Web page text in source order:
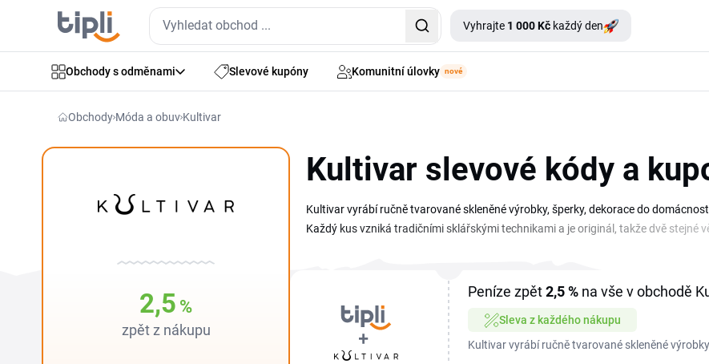
Vyhrajte 1 000 Kč každý den
Obchody s odměnami Slevové kupóny Komunitní úlovky nové
Obchody Móda a obuv Kultivar
2,5 %
zpět z nákupu
Kultivar slevové kódy a
Kultivar vyrábí ručně tvarované skleněné výrobky, šperky, dekorace do
Každý kus vzniká tradičními sklářskými technikami a je originál, takže dvě stejné
zrovna sháníš originální dárek, hodí se i dárkové poukazy.
Peníze zpět2,5 % na vše v obchodě
Sleva z každého nákupu
Kultivar vyrábí ručně tvarované skleněné